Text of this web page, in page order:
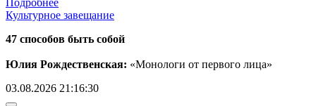
Культурное завещание
47 способов быть собой
Юлия Рождественская: «Монологи от первого лица»
03.08.2026 21:16:30